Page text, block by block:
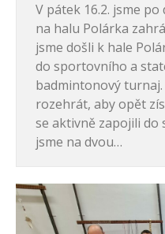
V pátek 16.2. jsme
na halu Polárka
jsme došli k hale
do sportovního a
badmintonový
rozehrát, aby opět
se aktivně zapojili
jsme na dvou…